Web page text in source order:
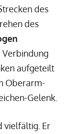
des
des
Verbindung
aufgeteilt
Oberarm-
Gelenk.
vielfältig. Er